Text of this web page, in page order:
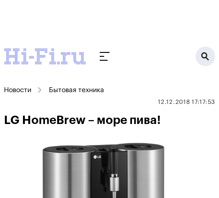
Новости Бытовая техника
12.12.2018 17:17:53
LG HomeBrew – море пива!